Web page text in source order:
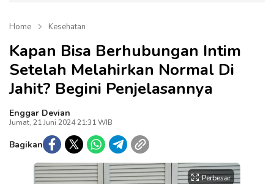
Home Kesehatan
Kapan Bisa Berhubungan Intim
Setelah Melahirkan Normal Di
Jahit? Begini Penjelasannya
Enggar Devian
Jumat, 21 Juni 2024 21:31 WIB
Bagikan
Perbesar